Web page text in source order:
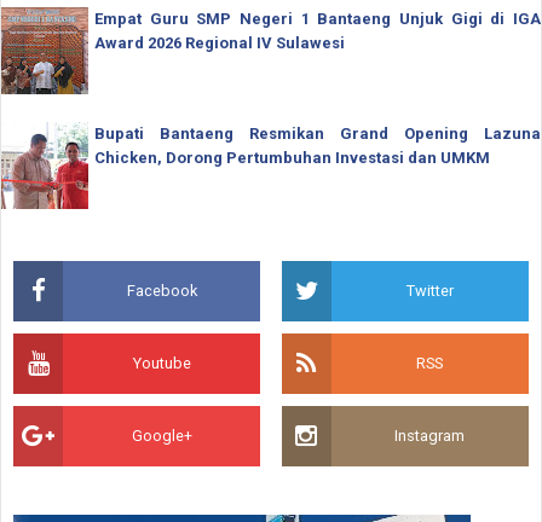
Empat Guru SMP Negeri 1 Bantaeng Unjuk Gigi di IGA
Award 2026 Regional IV Sulawesi
Bupati Bantaeng Resmikan Grand Opening Lazuna
Chicken, Dorong Pertumbuhan Investasi dan UMKM
Facebook Twitter
Youtube RSS
Google+ Instagram